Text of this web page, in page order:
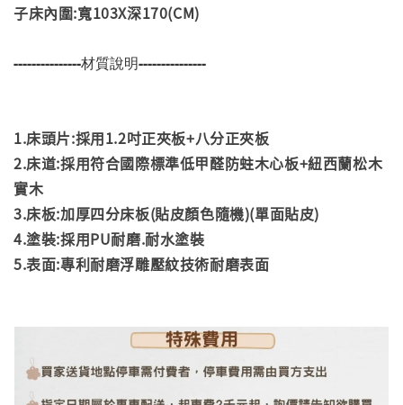
子床內圍:寬103X深170(CM)
---------------材質說明---------------
1.床頭片:採用1.2吋正夾板+八分正夾板
2.床道:採用符合國際標準低甲醛防蛀木心板+紐西蘭松木
實木
3.床板:加厚四分床板(貼皮顏色隨機)(單面貼皮)
4.塗裝:採用PU耐磨.耐水塗裝
5.表面:專利耐磨浮雕壓紋技術耐磨表面